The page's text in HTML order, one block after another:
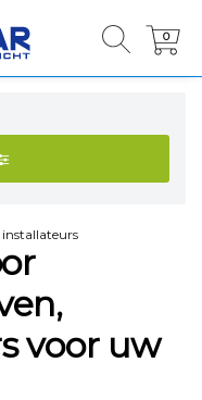
0
0
installateurs
voor uw